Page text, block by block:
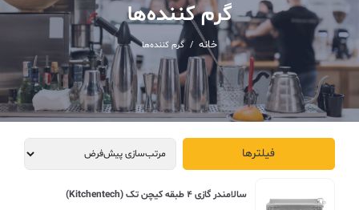
گرم کننده‌ها
خانه / گرم کننده‌ها
فیلترها
سالامندر گازی ۴ طبقه کیچن تک (Kitchentech)